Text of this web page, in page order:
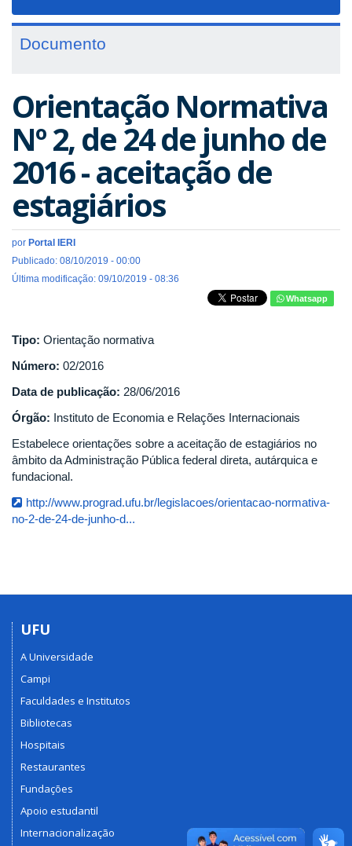
Documento
Orientação Normativa
Nº 2, de 24 de junho de
2016 - aceitação de
estagiários
por Portal IERI
Publicado: 08/10/2019 - 00:00
Última modificação: 09/10/2019 - 08:36
Whatsapp
Tipo: Orientação normativa
Número: 02/2016
Data de publicação: 28/06/2016
Órgão: Instituto de Economia e Relações Internacionais
Estabelece orientações sobre a aceitação de estagiários no
âmbito da Administração Pública federal direta, autárquica e
fundacional.
http://www.prograd.ufu.br/legislacoes/orientacao-normativa-
no-2-de-24-de-junho-d...
UFU
A Universidade
Campi
Faculdades e Institutos
Bibliotecas
Hospitais
Restaurantes
Fundações
Apoio estudantil
Internacionalização